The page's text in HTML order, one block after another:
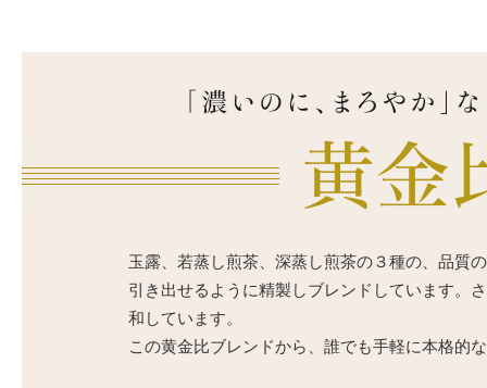
玉露、若蒸し煎茶、深蒸し煎茶の３種の、品質
引き出せるように精製しブレンドしています。
和しています。
この黄金比ブレンドから、誰でも手軽に本格的